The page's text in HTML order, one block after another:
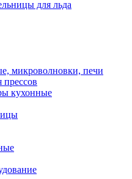
для льда
микроволновки, печи
прессов
кухонные